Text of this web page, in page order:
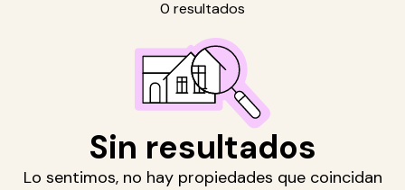
0 resultados
Sin resultados
Lo sentimos, no hay propiedades que coincidan